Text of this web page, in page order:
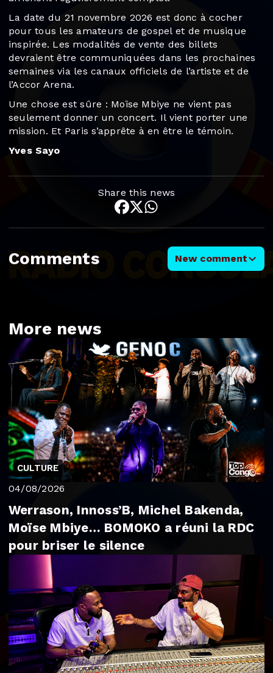
La date du 21 novembre 2026 est donc à cocher
pour tous les amateurs de gospel et de musique
inspirée. Les modalités de vente des billets
devraient être communiquées dans les prochaines
semaines via les canaux officiels de l’artiste et de
l’Accor Arena.
Une chose est sûre : Moïse Mbiye ne vient pas
seulement donner un concert. Il vient porter une
mission. Et Paris s’apprête à en être le témoin.
Yves Sayo
Share this news
Comments New comment
More news
CULTURE
04/08/2026
Werrason, Innoss’B, Michel Bakenda,
Moïse Mbiye… BOMOKO a réuni la RDC
pour briser le silence